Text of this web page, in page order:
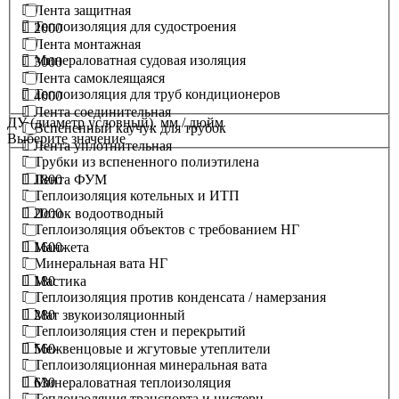
Теплоизоляция для судостроения
Минераловатная судовая изоляция
Теплоизоляция для труб кондиционеров
Вспененный каучук для трубок
Трубки из вспененного полиэтилена
Теплоизоляция котельных и ИТП
Теплоизоляция объектов с требованием НГ
Минеральная вата НГ
Теплоизоляция против конденсата / намерзания
Теплоизоляция стен и перекрытий
Теплоизоляционная минеральная вата
Лента защитная
Лента монтажная
Лента самоклеящаяся
Лента соединительная
Лента уплотнительная
Лента ФУМ
Лоток водоотводный
Манжета
Мастика
Мат звукоизоляционный
Межвенцовые и жгутовые утеплители
Минераловатная теплоизоляция
2000
3000
4000
ДУ (диаметр условный). мм / дюйм
Выберите значение
1800
2000
1600
180
280
560
630